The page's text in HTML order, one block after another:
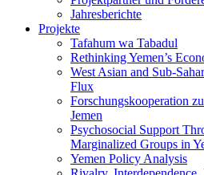
Jahresberichte
Projekte
Tafahum wa Tabadul
Rethinking Yemen’s
West Asian and Sub-
Flux
Forschungskooperation
Jemen
Psychosocial Support
Marginalized Groups in
Yemen Policy Analysis